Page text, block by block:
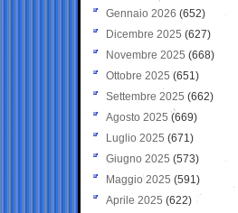
Gennaio 2026 (652)
Dicembre 2025 (627)
Novembre 2025 (668)
Ottobre 2025 (651)
Settembre 2025 (662)
Agosto 2025 (669)
Luglio 2025 (671)
Giugno 2025 (573)
Maggio 2025 (591)
Aprile 2025 (622)